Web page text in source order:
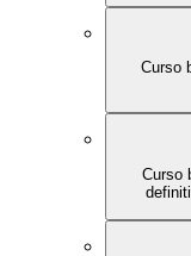
Curso
Curso